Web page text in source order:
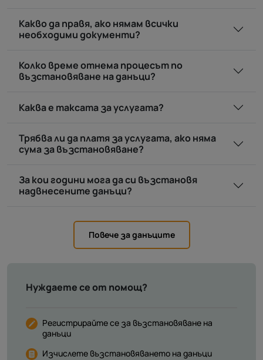
Какво да правя, ако нямам всички
необходими документи?
Колко време отнема процесът по
възстановяване на данъци?
Каква е таксата за услугата?
Трябва ли да платя за услугата, ако няма
сума за възстановяване?
За кои години мога да си възстановя
надвнесените данъци?
Повече за данъците
Нуждаете се от помощ?
Регистрирайте се за възстановяване на
данъци
Изчислете възстановяването на данъци